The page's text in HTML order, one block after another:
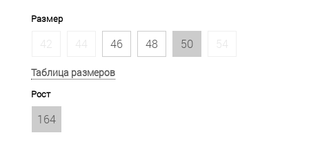
Размер
42 44 46 48 50 54
Таблица размеров
Рост
164